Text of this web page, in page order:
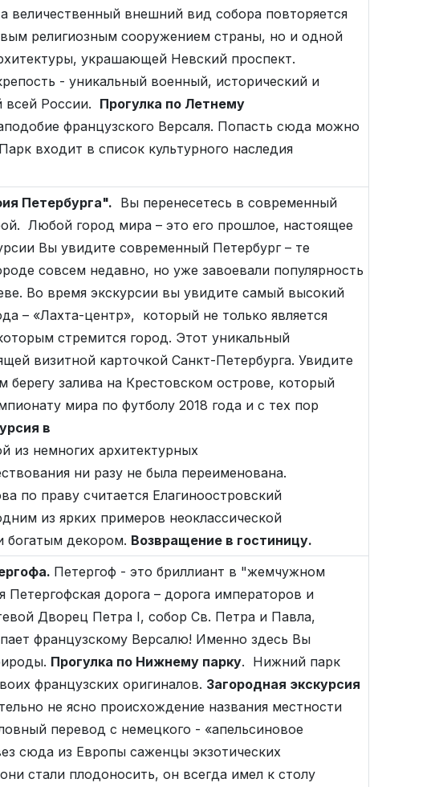
величественный внешний вид собора повторяется
религиозным сооружением страны, но и одной
украшающей Невский проспект.
- уникальный военный, исторический и
всей России. Прогулка по Летнему
французского Версаля. Попасть сюда можно
входит в список культурного наследия
Петербурга". Вы перенесетесь в современный
Любой город мира – это его прошлое, настоящее
Вы увидите современный Петербург – те
совсем недавно, но уже завоевали популярность
Во время экскурсии вы увидите самый высокий
– «Лахта-центр», который не только является
стремится город. Этот уникальный
визитной карточкой Санкт-Петербурга. Увидите
залива на Крестовском острове, который
мира по футболу 2018 года и с тех пор
в
из немногих архитектурных
ни разу не была переименована.
по праву считается Елагиноостровский
из ярких примеров неоклассической
богатым декором. Возвращение в гостиницу.
Петергоф - это бриллиант в "жемчужном
Петергофская дорога – дорога императоров и
Дворец Петра I, собор Св. Петра и Павла,
французскому Версалю! Именно здесь Вы
Прогулка по Нижнему парку. Нижний парк
французских оригиналов. Загородная экскурсия
не ясно происхождение названия местности
перевод с немецкого - «апельсиновое
сюда из Европы саженцы экзотических
стали плодоносить, он всегда имел к столу